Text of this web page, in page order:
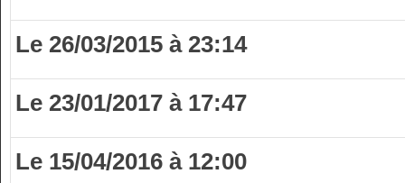
Le 26/03/2015 à 23:14
Le 23/01/2017 à 17:47
Le 15/04/2016 à 12:00